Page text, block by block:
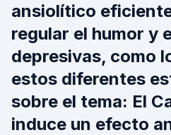
ansiolítico
regular el humor y
depresivas, como
estos diferentes
sobre el tema: El
induce un efecto